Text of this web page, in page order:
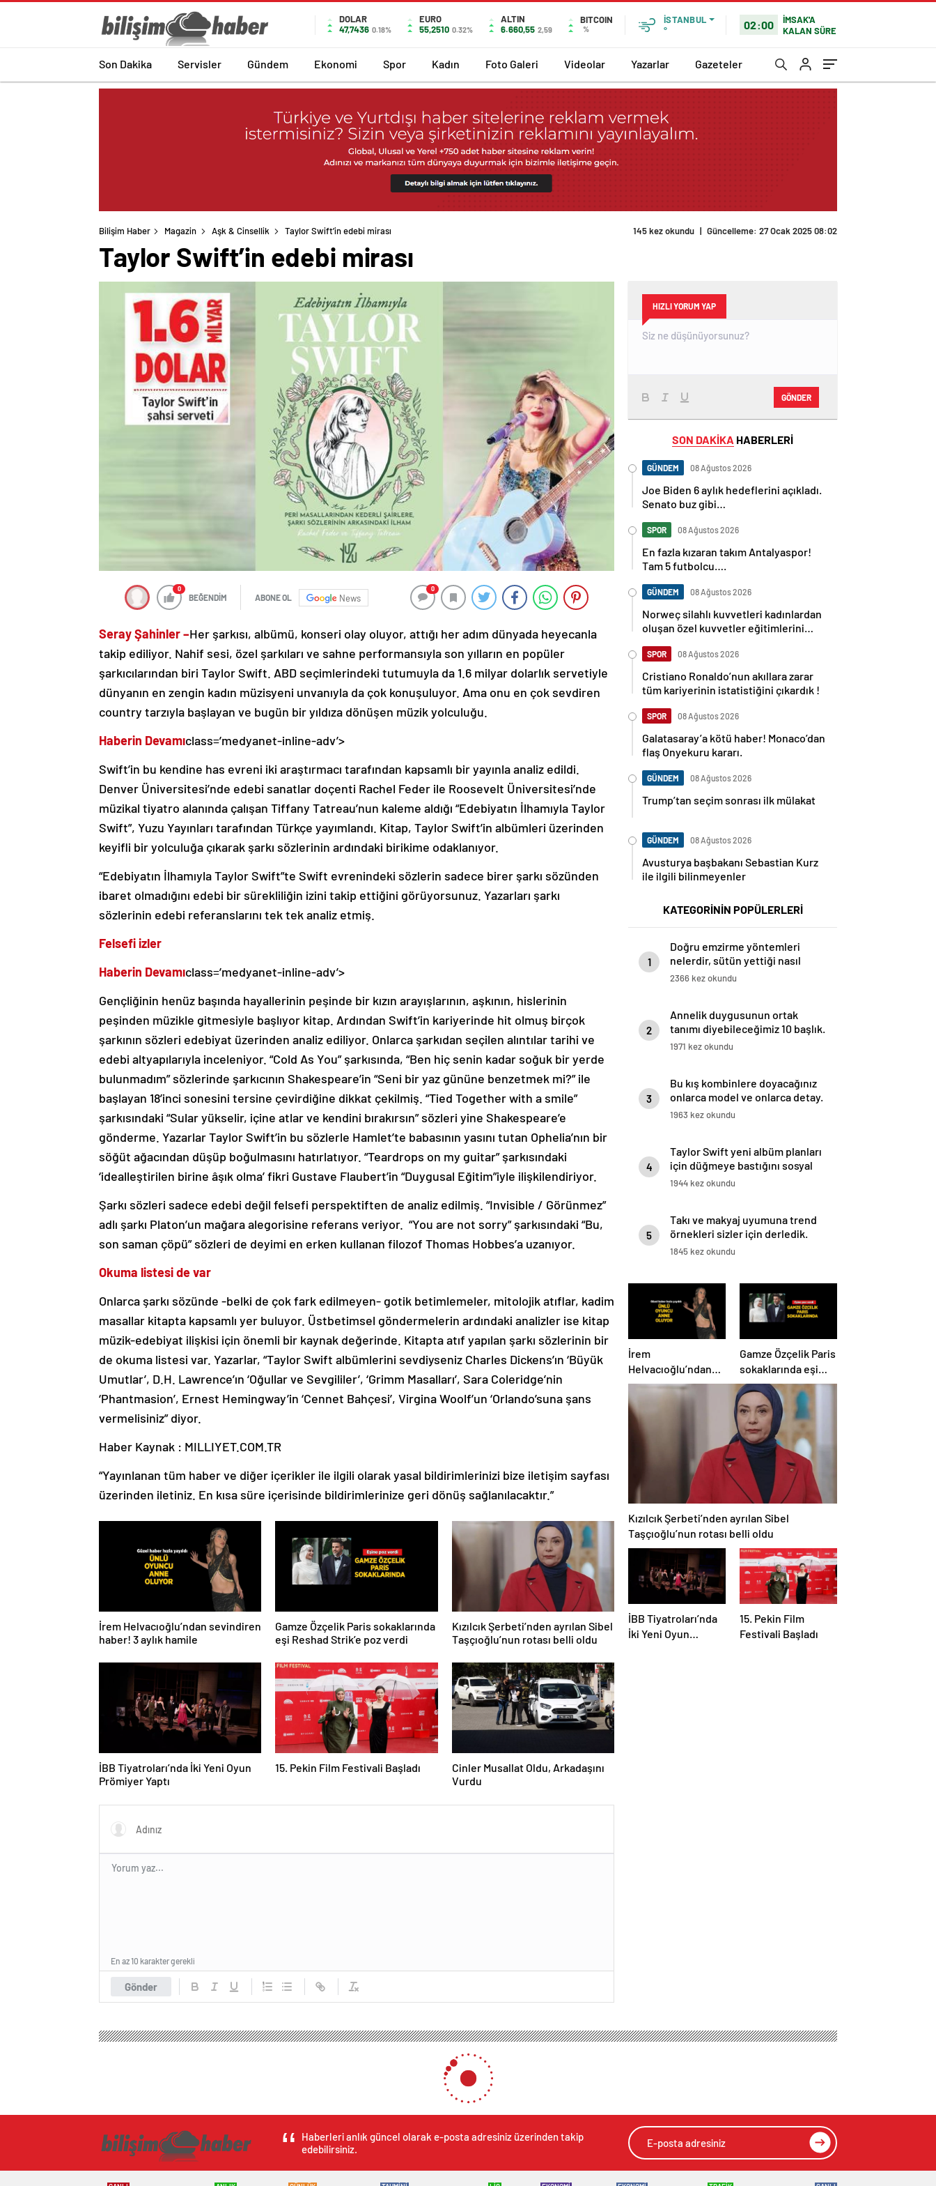
DOLAR
47,7436 0.18%
EURO
55,2510 0.32%
ALTIN
6.660,55 2,59
BITCOIN
%
İSTANBUL
°
02:00
İMSAK'A
KALAN SÜRE
Son Dakika Servisler Gündem Ekonomi Spor Kadın Foto Galeri Videolar Yazarlar Gazeteler
Bilişim Haber Magazin Aşk & Cinsellik Taylor Swift’in edebi mirası 145 kez okundu | Güncelleme: 27 Ocak 2025 08:02
Taylor Swift’in edebi mirası
0
BEĞENDİM ABONE OL News
0
Seray Şahinler –Her şarkısı, albümü, konseri olay oluyor, attığı her adım dünyada heyecanla
takip ediliyor. Nahif sesi, özel şarkıları ve sahne performansıyla son yılların en popüler
şarkıcılarından biri Taylor Swift. ABD seçimlerindeki tutumuyla da 1.6 milyar dolarlık servetiyle
dünyanın en zengin kadın müzisyeni unvanıyla da çok konuşuluyor. Ama onu en çok sevdiren
country tarzıyla başlayan ve bugün bir yıldıza dönüşen müzik yolculuğu.
Haberin Devamıclass=’medyanet-inline-adv’>
Swift’in bu kendine has evreni iki araştırmacı tarafından kapsamlı bir yayınla analiz edildi.
Denver Üniversitesi’nde edebi sanatlar doçenti Rachel Feder ile Roosevelt Üniversitesi’nde
müzikal tiyatro alanında çalışan Tiffany Tatreau’nun kaleme aldığı “Edebiyatın İlhamıyla Taylor
Swift”, Yuzu Yayınları tarafından Türkçe yayımlandı. Kitap, Taylor Swift’in albümleri üzerinden
keyifli bir yolculuğa çıkarak şarkı sözlerinin ardındaki birikime odaklanıyor.
“Edebiyatın İlhamıyla Taylor Swift”te Swift evrenindeki sözlerin sadece birer şarkı sözünden
ibaret olmadığını edebi bir sürekliliğin izini takip ettiğini görüyorsunuz. Yazarları şarkı
sözlerinin edebi referanslarını tek tek analiz etmiş.
Felsefi izler
Haberin Devamıclass=’medyanet-inline-adv’>
Gençliğinin henüz başında hayallerinin peşinde bir kızın arayışlarının, aşkının, hislerinin
peşinden müzikle gitmesiyle başlıyor kitap. Ardından Swift’in kariyerinde hit olmuş birçok
şarkının sözleri edebiyat üzerinden analiz ediliyor. Onlarca şarkıdan seçilen alıntılar tarihi ve
edebi altyapılarıyla inceleniyor. “Cold As You” şarkısında, “Ben hiç senin kadar soğuk bir yerde
bulunmadım” sözlerinde şarkıcının Shakespeare’in “Seni bir yaz gününe benzetmek mi?” ile
başlayan 18’inci sonesini tersine çevirdiğine dikkat çekilmiş. “Tied Together with a smile”
şarkısındaki “Sular yükselir, içine atlar ve kendini bırakırsın” sözleri yine Shakespeare’e
gönderme. Yazarlar Taylor Swift’in bu sözlerle Hamlet’te babasının yasını tutan Ophelia’nın bir
söğüt ağacından düşüp boğulmasını hatırlatıyor. “Teardrops on my guitar” şarkısındaki
‘idealleştirilen birine âşık olma’ fikri Gustave Flaubert’in “Duygusal Eğitim”iyle ilişkilendiriyor.
Şarkı sözleri sadece edebi değil felsefi perspektiften de analiz edilmiş. “Invisible / Görünmez”
adlı şarkı Platon’un mağara alegorisine referans veriyor. “You are not sorry” şarkısındaki “Bu,
son saman çöpü” sözleri de deyimi en erken kullanan filozof Thomas Hobbes’a uzanıyor.
Okuma listesi de var
Onlarca şarkı sözünde -belki de çok fark edilmeyen- gotik betimlemeler, mitolojik atıflar, kadim
masallar kitapta kapsamlı yer buluyor. Üstbetimsel göndermelerin ardındaki analizler ise kitap
müzik-edebiyat ilişkisi için önemli bir kaynak değerinde. Kitapta atıf yapılan şarkı sözlerinin bir
de okuma listesi var. Yazarlar, “Taylor Swift albümlerini sevdiyseniz Charles Dickens’ın ‘Büyük
Umutlar’, D.H. Lawrence’ın ‘Oğullar ve Sevgililer’, ‘Grimm Masalları’, Sara Coleridge’nin
‘Phantmasion’, Ernest Hemingway’in ‘Cennet Bahçesi’, Virgina Woolf’un ‘Orlando’suna şans
vermelisiniz” diyor.
Haber Kaynak : MILLIYET.COM.TR
“Yayınlanan tüm haber ve diğer içerikler ile ilgili olarak yasal bildirimlerinizi bize iletişim sayfası
üzerinden iletiniz. En kısa süre içerisinde bildirimlerinize geri dönüş sağlanılacaktır.”
İrem Helvacıoğlu’ndan sevindiren
haber! 3 aylık hamile
Gamze Özçelik Paris sokaklarında
eşi Reshad Strik’e poz verdi
Kızılcık Şerbeti’nden ayrılan Sibel
Taşçıoğlu’nun rotası belli oldu
İBB Tiyatroları’nda İki Yeni Oyun
Prömiyer Yaptı
15. Pekin Film Festivali Başladı
Cinler Musallat Oldu, Arkadaşını
Vurdu
Gönder
En az 10 karakter gerekli
HIZLI YORUM YAP
GÖNDER
SON DAKİKA HABERLERİ
GÜNDEM 08 Ağustos 2026
Joe Biden 6 aylık hedeflerini açıkladı.
Senato buz gibi…
SPOR 08 Ağustos 2026
En fazla kızaran takım Antalyaspor!
Tam 5 futbolcu….
GÜNDEM 08 Ağustos 2026
Norweç silahlı kuvvetleri kadınlardan
oluşan özel kuvvetler eğitimlerini
SPOR 08 Ağustos 2026
Cristiano Ronaldo’nun akıllara zarar
tüm kariyerinin istatistiğini çıkardık !
SPOR 08 Ağustos 2026
Galatasaray’a kötü haber! Monaco’dan
flaş Onyekuru kararı.
GÜNDEM 08 Ağustos 2026
Trump’tan seçim sonrası ilk mülakat
GÜNDEM 08 Ağustos 2026
Avusturya başbakanı Sebastian Kurz
ile ilgili bilinmeyenler
KATEGORİNİN POPÜLERLERİ
1
Doğru emzirme yöntemleri
nelerdir, sütün yettiği nasıl
anlaşılır?
2366 kez okundu
2
Annelik duygusunun ortak
tanımı diyebileceğimiz 10 başlık.
1971 kez okundu
3
Bu kış kombinlere doyacağınız
onlarca model ve onlarca detay.
1963 kez okundu
4
Taylor Swift yeni albüm planları
için düğmeye bastığını sosyal
medyadan duyurdu!
1944 kez okundu
5
Takı ve makyaj uyumuna trend
örnekleri sizler için derledik.
1845 kez okundu
İrem
Helvacıoğlu’ndan
sevindiren haber! 3
aylık hamile
Gamze Özçelik Paris
sokaklarında eşi
Reshad Strik’e poz
verdi
Kızılcık Şerbeti’nden ayrılan Sibel
Taşçıoğlu’nun rotası belli oldu
İBB Tiyatroları’nda
İki Yeni Oyun
15. Pekin Film
Festivali Başladı
Haberleri anlık güncel olarak e-posta adresiniz üzerinden takip
edebilirsiniz.